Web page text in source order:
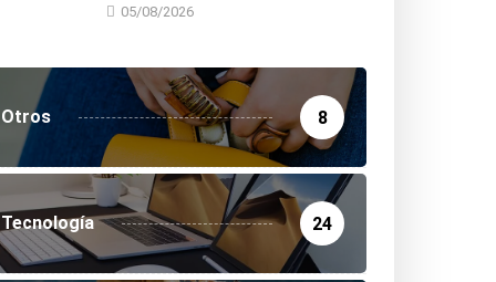
05/08/2026
Otros 8
Tecnología 24